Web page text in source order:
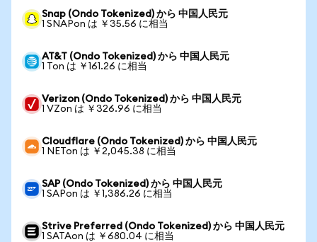
Snap (Ondo Tokenized) から 中国人民元
1 SNAPon は ￥35.56 に相当
AT&T (Ondo Tokenized) から 中国人民元
1 Ton は ￥161.26 に相当
Verizon (Ondo Tokenized) から 中国人民元
1 VZon は ￥326.96 に相当
Cloudflare (Ondo Tokenized) から 中国人民元
1 NETon は ￥2,045.38 に相当
SAP (Ondo Tokenized) から 中国人民元
1 SAPon は ￥1,386.26 に相当
Strive Preferred (Ondo Tokenized) から 中国人民元
1 SATAon は ￥680.04 に相当